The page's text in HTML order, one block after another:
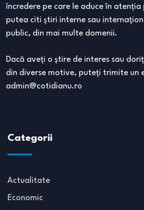
încredere pe care le aduce în atenţia
putea citi ştiri interne sau
public, din mai multe domenii.
Dacă aveţi o ştire de interes sau
din diverse motive, puteţi trimite un
admin@cotidianu.ro
Categorii
Actualitate
Economic